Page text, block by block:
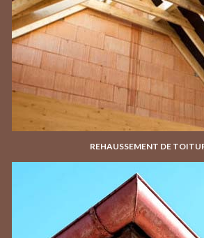
REHAUSSEMENT DE